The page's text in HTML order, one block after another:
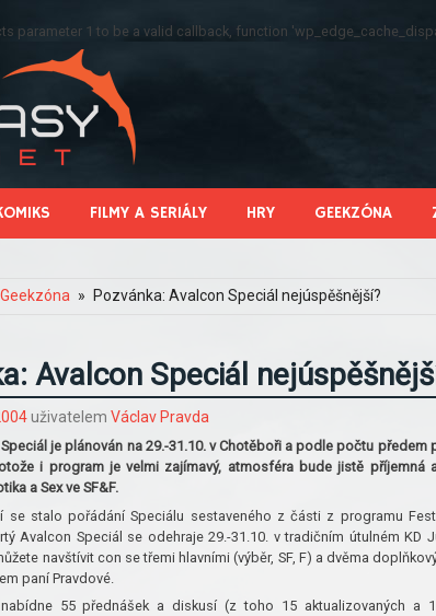
parameter 1 to be a valid callback, function
FILMY A SERIÁLY HRY GEEKZÓNA
Geekzóna Pozvánka: Avalcon Speciál nejúspěšnější?
Avalcon Speciál
uživatelem Václav Pravda
je plánován na 29.-31.10. v Chotěboři a podle počtu
i program je velmi zajímavý, atmosféra bude jistě příjemná
a Sex ve SF&F.
se stalo pořádání Speciálu sestaveného z části z programu
Avalcon Speciál se odehraje 29.-31.10. v tradičním útulném
navštívit con se třemi hlavními (výběr, SF, F) a dvěma
paní Pravdové.
55 přednášek a diskusí (z toho 15 aktualizovaných a